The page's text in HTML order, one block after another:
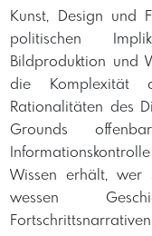
Kunst, Design und
politischen
Bildproduktion und
die Komplexität
Rationalitäten des
Grounds
Wissen erhält, wer
wessen